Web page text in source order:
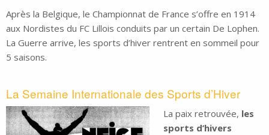
Après la Belgique, le Championnat de France s’offre en 1914
aux Nordistes du FC Lillois conduits par un certain De Lophen.
La Guerre arrive, les sports d’hiver rentrent en sommeil pour
5 saisons.
La Semaine Internationale des Sports d’Hiver
La paix retrouvée, les
sports d’hivers